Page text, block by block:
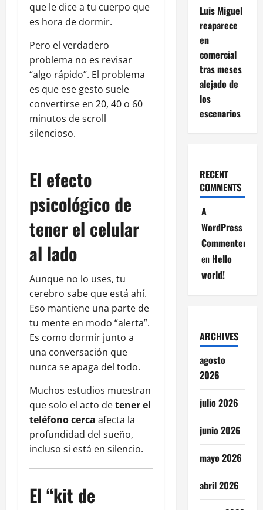
que le dice a tu cuerpo que
es hora de dormir.
Pero el verdadero
problema no es revisar
“algo rápido”. El problema
es que ese gesto suele
convertirse en 20, 40 o 60
minutos de scroll
silencioso.
El efecto
psicológico de
tener el celular
al lado
Aunque no lo uses, tu
cerebro sabe que está ahí.
Eso mantiene una parte de
tu mente en modo “alerta”.
Es como dormir junto a
una conversación que
nunca se apaga del todo.
Muchos estudios muestran
que solo el acto detener el
teléfono cerca afecta la
profundidad del sueño,
incluso si está en silencio.
El “kit de
Luis Miguel
reaparece
en
comercial
tras meses
alejado de
los
escenarios
RECENT
COMMENTS
A
WordPress
Commenter
en Hello
world!
ARCHIVES
agosto
2026
julio 2026
junio 2026
mayo 2026
abril 2026